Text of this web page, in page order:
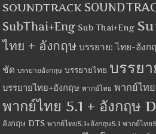
SOUNDTRACK
SubThai+Eng Sub Thai+Eng
ไทย + อังกฤษ บรรยาย: ไทย-อัง
ชัด บรรยายอังกฤษ บรรยายไทย บรรย
บรรยายไทย+อังกฤษ พากย์ไทย พากย์ไท
พากย์ไทย 5.1 + อังกฤษ
อังกฤษ DTS พากย์ไทย5.1+อังกฤษ5.1 พากย์ไทย